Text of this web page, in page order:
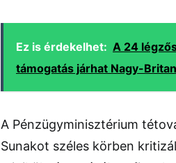
Ez is érdekelhet: A 24
támogatás járhat Nagy-
A Pénzügyminisztérium
Sunakot széles körben